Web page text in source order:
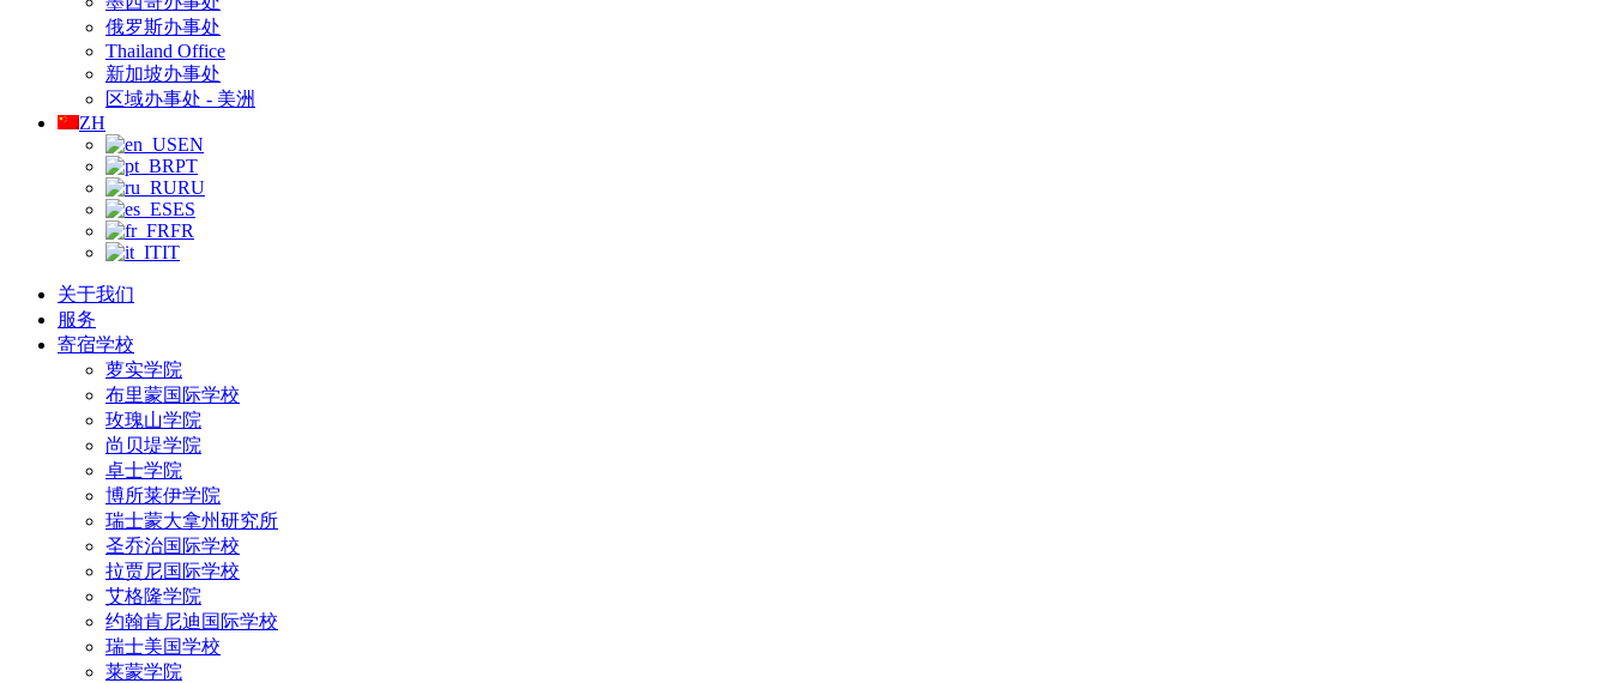
俄罗斯办事处
Thailand Office
新加坡办事处
区域办事处 - 美洲
ZH
EN
PT
RU
ES
FR
IT
关于我们
服务
寄宿学校
萝实学院
布里蒙国际学校
玫瑰山学院
尚贝堤学院
卓士学院
博所莱伊学院
瑞士蒙大拿州研究所
圣乔治国际学校
拉贾尼国际学校
艾格隆学院
约翰肯尼迪国际学校
瑞士美国学校
莱蒙学院